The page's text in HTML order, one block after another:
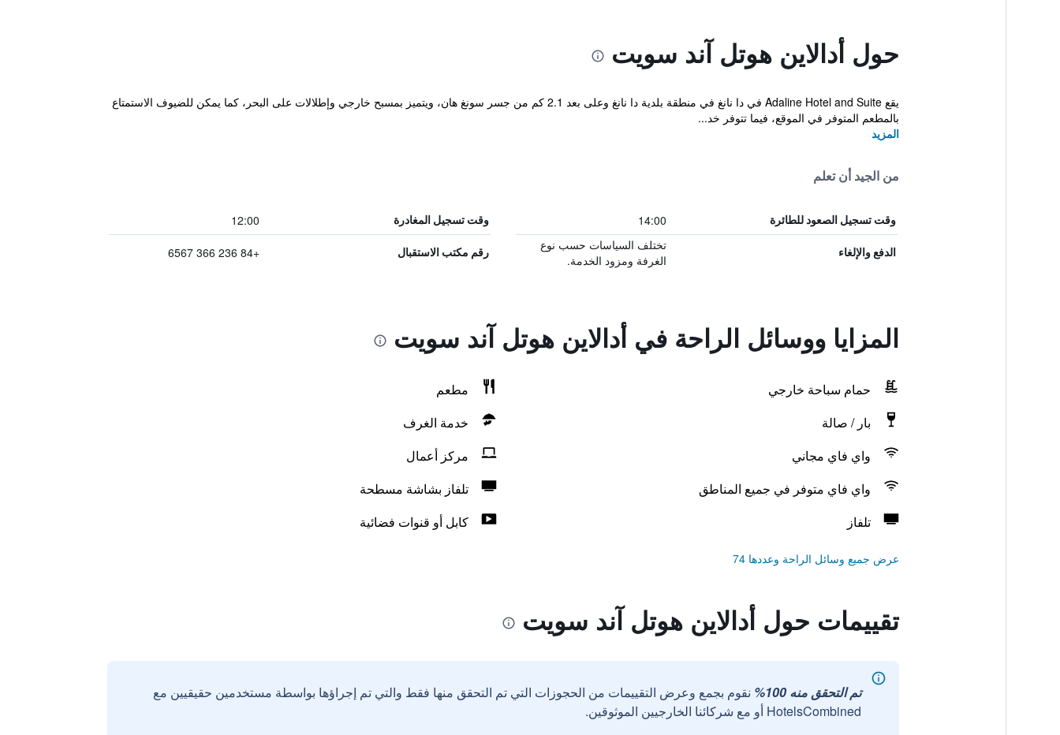
حول أدالاين هوتل آند سويت
يقع Adaline Hotel and Suite في دا نانغ في منطقة بلدية دا نانغ وعلى بعد 2.1 كم من جسر سونغ هان، ويتميز بمسبح خارجي وإطلالات على البحر، كما يمكن للضيوف الاستمتاع
بالمطعم المتوفر في الموقع، فيما تتوفر خد...
المزيد
من الجيد أن تعلم
وقت تسجيل الصعود للطائرة 14:00 وقت تسجيل المغادرة 12:00
الدفع والإلغاء
تختلف السياسات حسب نوع
الغرفة ومزود الخدمة.
رقم مكتب الاستقبال +84 236 366 6567
المزايا ووسائل الراحة في أدالاين هوتل آند سويت
حمام سباحة خارجي
مطعم
بار / صالة
خدمة الغرف
واي فاي مجاني
مركز أعمال
واي فاي متوفر في جميع المناطق
تلفاز بشاشة مسطحة
تلفاز
كابل أو قنوات فضائية
عرض جميع وسائل الراحة وعددها 74
تقييمات حول أدالاين هوتل آند سويت
تم التحقق منه 100%
نقوم بجمع وعرض التقييمات من الحجوزات التي تم التحقق منها فقط والتي تم إجراؤها بواسطة مستخدمين حقيقيين مع
HotelsCombined أو مع شركائنا الخارجيين الموثوقين.